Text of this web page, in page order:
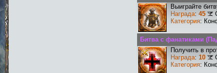
Выиграйте
Награда: 45
Категория:
Битва с фанатиками
Получить в
Награда: 10
Категория: